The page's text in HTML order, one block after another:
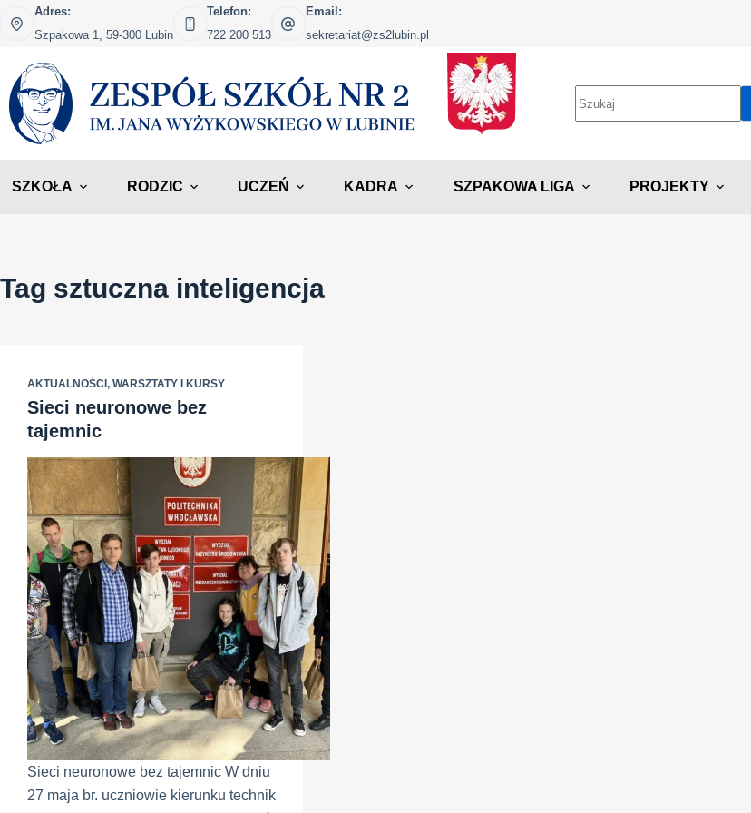
Przejdź
do
Adres:
Szpakowa 1, 59-300 Lubin
Telefon:
722 200 513
Email:
sekretariat@zs2lubin.pl
SZKOŁA RODZIC UCZEŃ KADRA SZPAKOWA LIGA PROJEKTY
Tag sztuczna inteligencja
AKTUALNOŚCI , WARSZTATY I KURSY
Sieci neuronowe bez
tajemnic
Sieci neuronowe bez tajemnic W dniu
27 maja br. uczniowie kierunku technik